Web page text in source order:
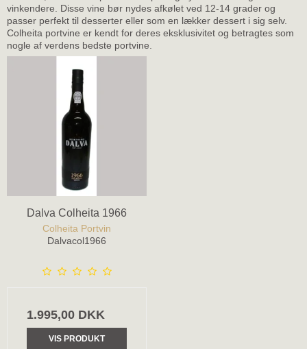
vinkendere. Disse vine bør nydes afkølet ved 12-14 grader og
passer perfekt til desserter eller som en lækker dessert i sig selv.
Colheita portvine er kendt for deres eksklusivitet og betragtes som
nogle af verdens bedste portvine.
Dalva Colheita 1966
Colheita Portvin
Dalvacol1966
1.995,00 DKK
VIS PRODUKT